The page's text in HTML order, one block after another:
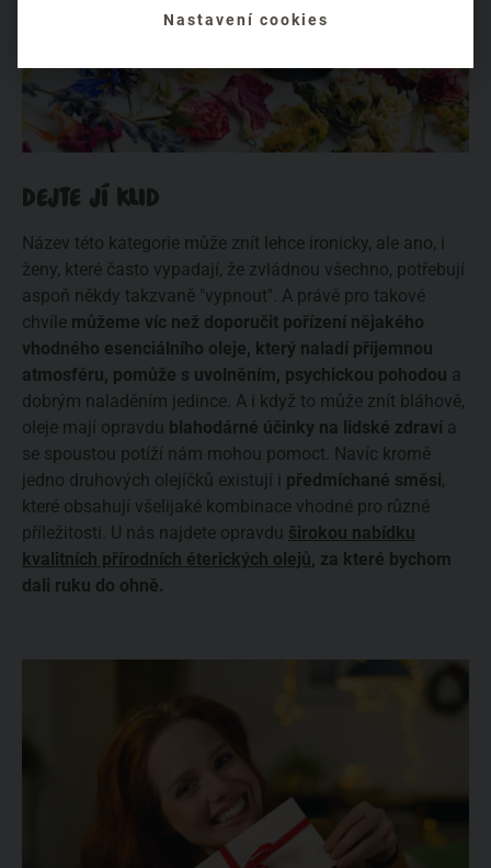
DEJTE JÍ KLID
Název této kategorie může znít lehce ironicky, ale ano, i
ženy, které často vypadají, že zvládnou všechno, potřebují
aspoň někdy takzvaně "vypnout". A právě pro takové
chvíle můžeme víc než doporučit pořízení nějakého
vhodného esenciálního oleje, který naladí příjemnou
atmosféru, pomůže s uvolněním, psychickou pohodou a
dobrým naladěním jedince. A i když to může znít bláhově,
oleje mají opravdu blahodárné účinky na lidské zdraví a
se spoustou potíží nám mohou pomoct. Navíc kromě
jedno druhových olejíčků existují i předmíchané směsi,
které obsahují všelijaké kombinace vhodné pro různé
příležitosti. U nás najdete opravdu širokou nabídku
kvalitních přírodních éterických olejů, za které bychom
dali ruku do ohně.
Nastavení cookies